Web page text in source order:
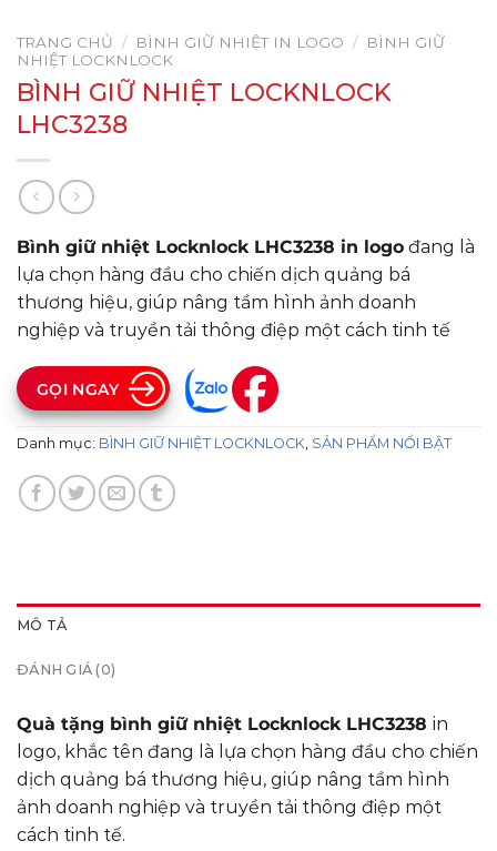
TRANG CHỦ / BÌNH GIỮ NHIỆT IN LOGO /
BÌNH GIỮ
NHIỆT LOCKNLOCK
BÌNH GIỮ NHIỆT LOCKNLOCK
LHC3238
Bình giữ nhiệt Locknlock LHC3238 in logo đang là
lựa chọn hàng đầu cho chiến dịch quảng bá
thương hiệu, giúp nâng tầm hình ảnh doanh
nghiệp và truyền tải thông điệp một cách tinh tế
GỌI NGAY
Danh mục: BÌNH GIỮ NHIỆT LOCKNLOCK, SẢN PHẨM NỔI BẬT
MÔ TẢ
ĐÁNH GIÁ (0)
Quà tặng bình giữ nhiệt Locknlock LHC3238 in
logo, khắc tên đang là lựa chọn hàng đầu cho chiến
dịch quảng bá thương hiệu, giúp nâng tầm hình
ảnh doanh nghiệp và truyền tải thông điệp một
cách tinh tế.